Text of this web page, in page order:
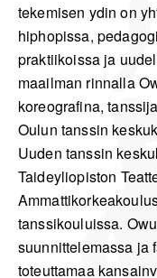
tekemisen ydin on
hiphopissa,
praktiikoissa ja
maailman rinnalla
koreografina,
Oulun tanssin
Uuden tanssin
Taideyliopiston
tanssikouluissa.
suunnittelemassa ja
toteuttamaa